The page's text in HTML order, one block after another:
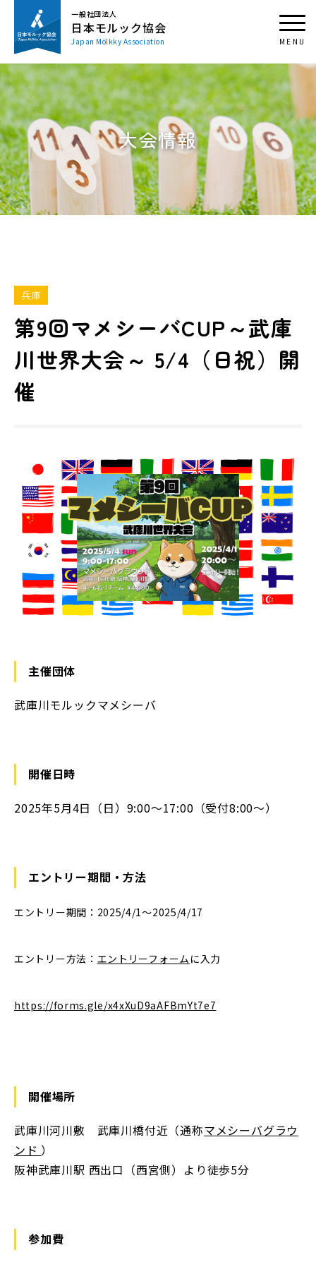
一般社団法人
日本モルック協会
Japan Mölkky Association
大会情報
兵庫
第9回マメシーバCUP～武庫
川世界大会～ 5/4（日祝）開
催
主催団体
武庫川モルックマメシーバ
開催日時
2025年5月4日（日）9:00～17:00（受付8:00～）
エントリー期間・方法
エントリー期間：2025/4/1～2025/4/17
エントリー方法： エントリーフォーム に入力
https://forms.gle/x4xXuD9aAFBmYt7e7
開催場所
武庫川河川敷 武庫川橋付近（通称マメシーバグラウ
ンド ）
阪神武庫川駅 西出口（西宮側）より徒歩5分
参加費